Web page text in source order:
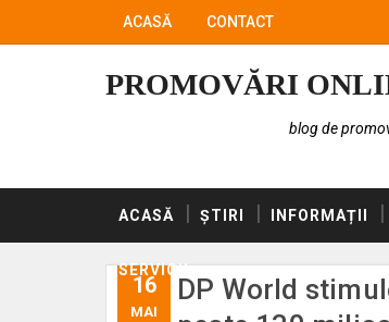
ACASĂ CONTACT
PROMOVĂRI
blog de
ACASĂ ȘTIRI INFORMAȚII
SERVICII
16
MAI
DP World